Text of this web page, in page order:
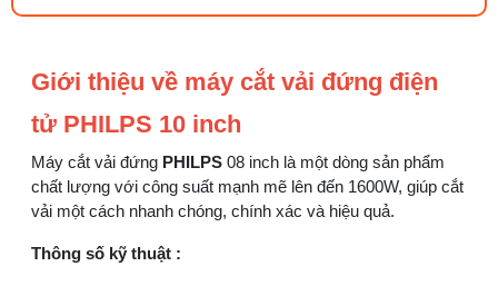
Giới thiệu về máy cắt vải đứng điện
tử PHILPS 10 inch
Máy cắt vải đứng PHILPS 08 inch là một dòng sản phẩm
chất lượng với công suất mạnh mẽ lên đến 1600W, giúp cắt
vải một cách nhanh chóng, chính xác và hiệu quả.
Thông số kỹ thuật :
Đồng tiền máy may là gì? Hướng dẫn chỉnh
chỉ đúng
Máy vắt sổ Siruba Trung và Đài khác nhau
thế nào
17/07/2026 08:20 AM
Quy trình kiểm vải đầu vào và cách tính